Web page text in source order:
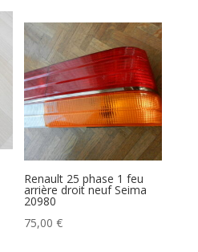
Renault 25 phase 1 feu
arrière droit neuf Seima
20980
75,00€